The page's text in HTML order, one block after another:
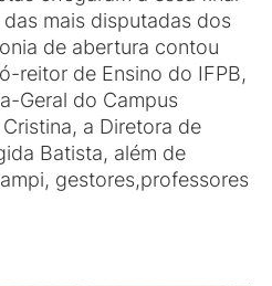
mais disputadas dos
de abertura contou
reitor de Ensino do IFPB,
Geral do Campus
a Diretora de
Batista, além de
gestores,professores